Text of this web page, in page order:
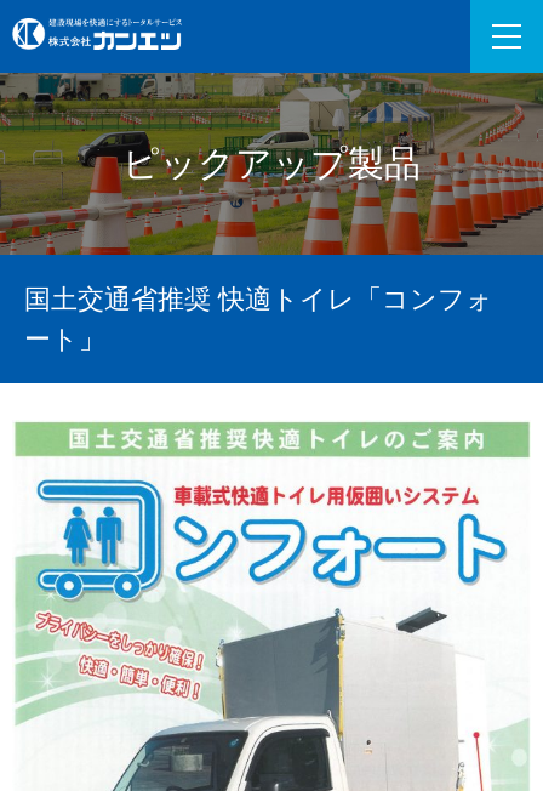
ピックアップ製品
国土交通省推奨 快適トイレ「コンフォ
ート」